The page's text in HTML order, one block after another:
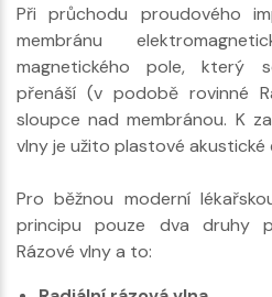
Při průchodu proudového
membránu
magnetického pole, který
přenáší (v podobě rovinné
sloupce nad membránou. K
vlny je užito plastové akustické
Pro běžnou moderní
principu pouze dva druhy
Rázové vlny a to: